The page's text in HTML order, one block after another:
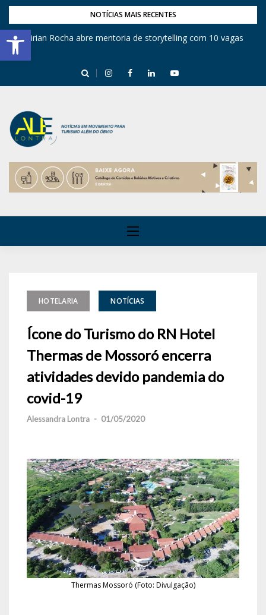
Barra de Ferramentas Aberta
NOTÍCIAS MAIS RECENTES
Mirian Rocha abre mentoria de storytelling com 10 vagas
HOTELARIA NOTÍCIAS
Ícone do Turismo do RN Hotel
Thermas de Mossoró encerra
atividades devido pandemia do
covid-19
Alessandra Lontra - 01/05/2020
Thermas Mossoró (Foto: Divulgação)